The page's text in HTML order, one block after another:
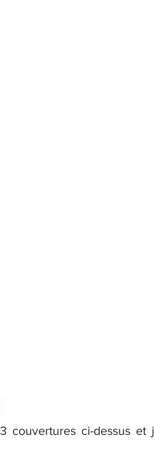
couvertures ci-dessus